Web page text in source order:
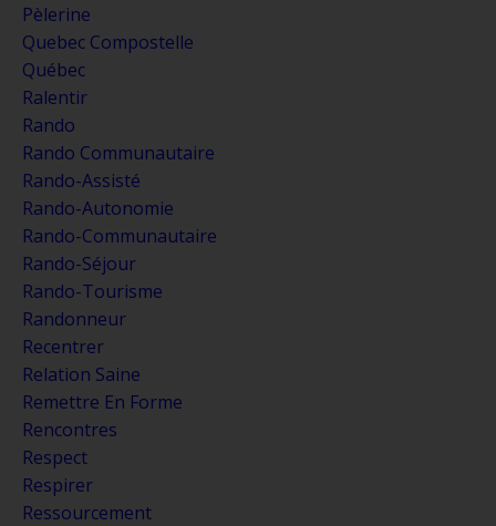
Pèlerine
Quebec Compostelle
Québec
Ralentir
Rando
Rando Communautaire
Rando-Assisté
Rando-Autonomie
Rando-Communautaire
Rando-Séjour
Rando-Tourisme
Randonneur
Recentrer
Relation Saine
Remettre En Forme
Rencontres
Respect
Respirer
Ressourcement